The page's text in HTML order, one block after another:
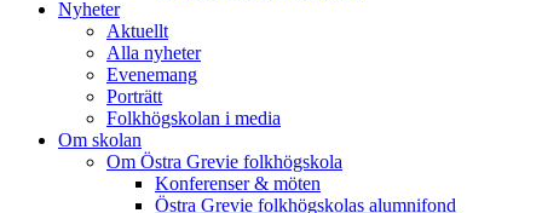
Nyheter
Aktuellt
Alla nyheter
Evenemang
Porträtt
Folkhögskolan i media
Om skolan
Om Östra Grevie folkhögskola
Konferenser & möten
Östra Grevie folkhögskolas alumnifond